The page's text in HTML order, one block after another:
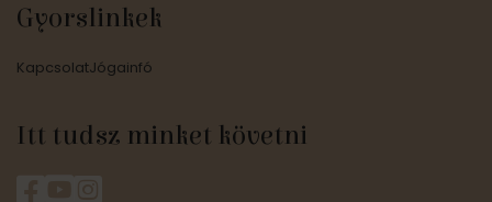
Gyorslinkek
KapcsolatJógainfó
Itt tudsz minket követni